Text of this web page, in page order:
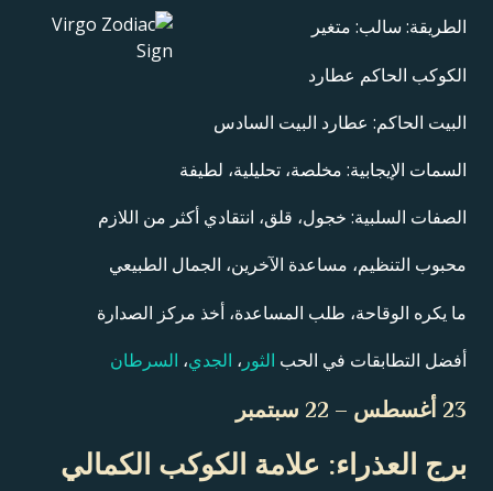
الطريقة: سالب: متغير
الكوكب الحاكم عطارد
البيت الحاكم: عطارد البيت السادس
السمات الإيجابية: مخلصة، تحليلية، لطيفة
الصفات السلبية: خجول، قلق، انتقادي أكثر من اللازم
محبوب التنظيم، مساعدة الآخرين، الجمال الطبيعي
ما يكره الوقاحة، طلب المساعدة، أخذ مركز الصدارة
أفضل التطابقات في الحب الثور ، الجدي، السرطان
23 أغسطس – 22 سبتمبر
برج العذراء: علامة الكوكب الكمالي